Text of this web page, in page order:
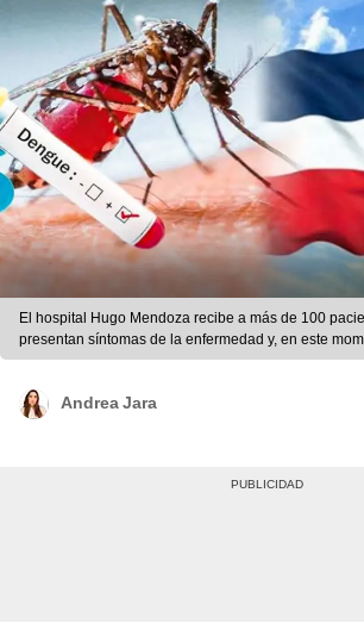
El hospital Hugo Mendoza recibe a más de 100
presentan síntomas de la enfermedad y, en este
ingresados con sospecha de dengue. Foto:
Andrea Jara